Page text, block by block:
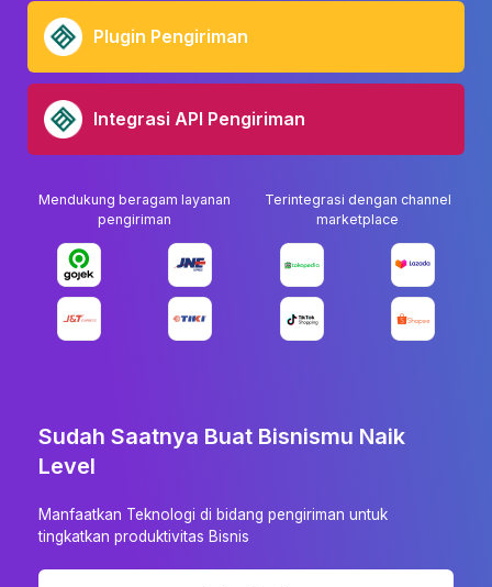
Plugin Pengiriman
Integrasi API Pengiriman
Mendukung beragam layanan
pengiriman
Terintegrasi dengan channel
marketplace
Sudah Saatnya Buat Bisnismu Naik
Level
Manfaatkan Teknologi di bidang pengiriman untuk
tingkatkan produktivitas Bisnis